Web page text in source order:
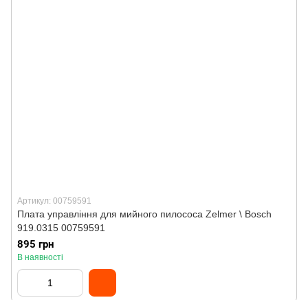
Артикул: 00759591
Плата управління для мийного пилососа Zelmer \ Bosch
919.0315 00759591
895 грн
В наявності